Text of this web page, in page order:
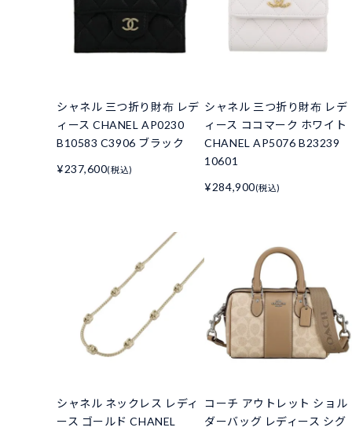
シャネル 三つ折り財布 レデ
ィース CHANEL AP0230
B10583 C3906 ブラック
¥237,600(税込)
シャネル 三つ折り財布 レデ
ィース ココマーク ホワイト
CHANEL AP5076 B23239
10601
¥284,900(税込)
シャネル ネックレス レディ
ース ゴールド CHANEL
コーチ アウトレット ショル
ダーバッグ レディース シグ